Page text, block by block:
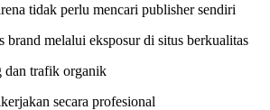
tidak perlu mencari publisher sendiri
brand melalui eksposur di situs berkualitas
dan trafik organik
secara profesional